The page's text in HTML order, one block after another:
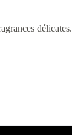
délicates.